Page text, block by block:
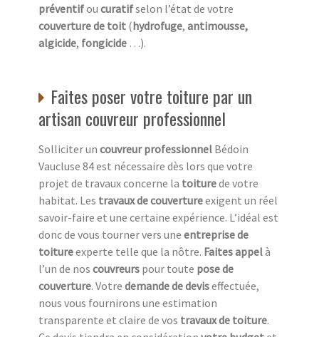
préventifou curatifselon l’état de votre
couverture de toit (hydrofuge, antimousse,
algicide, fongicide …).
Faites poser votre toiture par un
artisan couvreur professionnel
Solliciter un couvreur professionnel Bédoin
Vaucluse 84 est nécessaire dès lors que votre
projet de travaux concerne la toiturede votre
habitat. Les travaux de couvertureexigent un réel
savoir-faire et une certaine expérience. L’idéal est
donc de vous tourner vers une entreprise de
toitureexperte telle que la nôtre. Faites appelà
l’un de nos couvreurs pour toute pose de
couverture. Votre demande de deviseffectuée,
nous vous fournirons une estimation
transparente et claire de vos travaux de toiture.